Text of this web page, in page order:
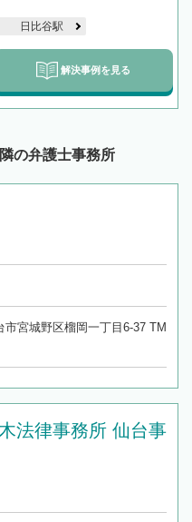
日比谷駅
解決事例を見る
の弁護士事務所
市宮城野区榴岡一丁目6-37 TM
法律事務所 仙台事